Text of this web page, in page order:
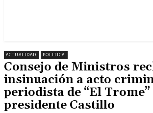
ACTUALIDAD POLITICA
Consejo de Ministros
insinuación a acto
periodista de “El
presidente Castillo